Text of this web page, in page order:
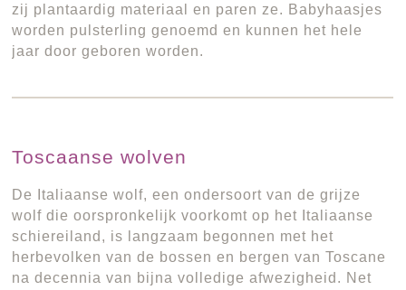
zij plantaardig materiaal en paren ze. Babyhaasjes
worden pulsterling genoemd en kunnen het hele
jaar door geboren worden.
Toscaanse wolven
De Italiaanse wolf, een ondersoort van de grijze
wolf die oorspronkelijk voorkomt op het Italiaanse
schiereiland, is langzaam begonnen met het
herbevolken van de bossen en bergen van Toscane
na decennia van bijna volledige afwezigheid. Net